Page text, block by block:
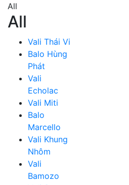
All
All
Vali Thái Vi
Balo Hùng
Phát
Vali
Echolac
Vali Miti
Balo
Marcello
Vali Khung
Nhôm
Vali
Bamozo